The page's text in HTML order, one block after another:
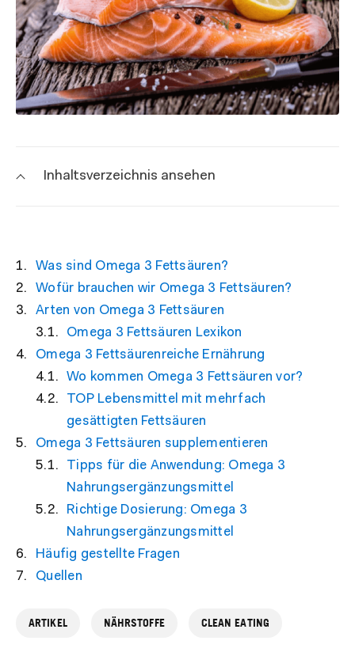
Inhaltsverzeichnis ansehen
Was sind Omega 3 Fettsäuren?
Wofür brauchen wir Omega 3 Fettsäuren?
Arten von Omega 3 Fettsäuren
Omega 3 Fettsäuren Lexikon
Omega 3 Fettsäurenreiche Ernährung
Wo kommen Omega 3 Fettsäuren vor?
TOP Lebensmittel mit mehrfach
gesättigten Fettsäuren
Omega 3 Fettsäuren supplementieren
Tipps für die Anwendung: Omega 3
Nahrungsergänzungsmittel
Richtige Dosierung: Omega 3
Nahrungsergänzungsmittel
Häufig gestellte Fragen
Quellen
ARTIKEL NÄHRSTOFFE CLEAN EATING